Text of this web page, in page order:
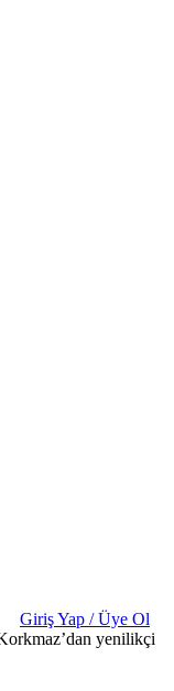
Giriş Yap / Üye Ol
yenilikçi